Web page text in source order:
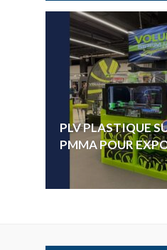
PLV PLASTIQUE
PMMA POUR